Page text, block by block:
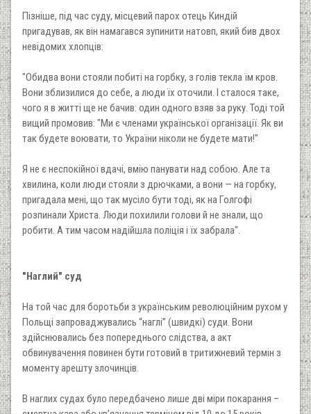
Пізніше, під час суду, місцевий парох отець Киндій
пригадував, як він намагався зупинити натовп, який бив двох
невідомих хлопців:
"Обидва вони стояли побиті на горбку, з голів текла їм кров.
Вони зблизилися до себе, а люди їх оточили. І сталося таке,
чого я в житті ще не бачив: один одного взяв за руку. Тоді той
вищий промовив: "Ми є членами української організації. Як ви
так будете воювати, то України ніколи не будете мати!"
Я не є неспокійної вдачі, вмію панувати над собою. Але та
хвилина, коли люди стояли з дрючками, а вони — на горбку,
пригадала мені, що так мусіло бути тоді, як на Голгофі
розпинали Христа. Люди похилили голови й не знали, що
робити. А тим часом надійшла поліція і їх забрала".
"Наглий" суд
На той час для боротьби з українським революційним рухом у
Польщі запроваджувались “наглі” (швидкі) суди. Вони
здійснювались без попереднього слідства, а акт
обвинувачення повинен бути готовий в тритижневий термін з
моменту арешту злочинців.
В наглих судах було передбачено лише дві міри покарання –